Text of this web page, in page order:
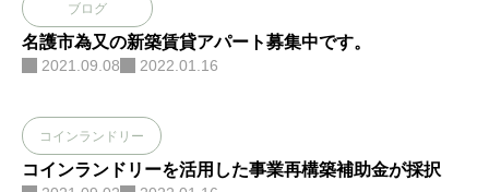
ブログ
名護市為又の新築賃貸アパート募集中です。
2021.09.08 2022.01.16
コインランドリー
コインランドリーを活用した事業再構築補助金が採択